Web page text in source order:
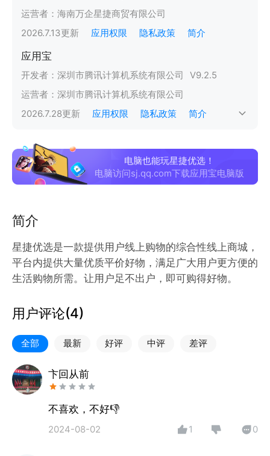
运营者： 海南万企星捷商贸有限公司
2026.7.13更新 应用权限 隐私政策 简介
应用宝
开发者： 深圳市腾讯计算机系统有限公司 V9.2.5
运营者： 深圳市腾讯计算机系统有限公司
2026.7.28更新 应用权限 隐私政策 简介
电脑也能玩星捷优选！
电脑访问sj.qq.com下载应用宝电脑版
简介
星捷优选是一款提供用户线上购物的综合性线上商城，
平台内提供大量优质平价好物，满足广大用户更方便的
生活购物所需。让用户足不出户，即可购得好物。
用户评论(4)
全部 最新 好评 中评 差评
卞回从前
不喜欢，不好👎
2024-08-02 1 0